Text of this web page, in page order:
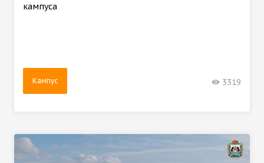
кампуса
Кампус 3319